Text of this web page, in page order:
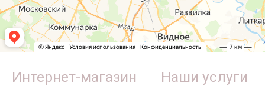
Интернет-магазин Наши услуги